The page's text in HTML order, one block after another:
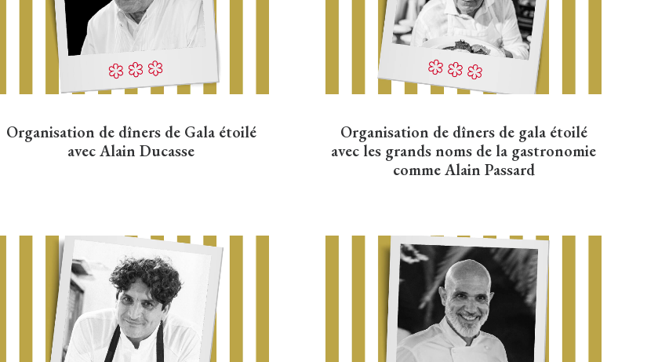
Organisation de dîners de Gala étoilé
avec Alain Ducasse
Organisation de dîners de gala étoilé
avec les grands noms de la gastronomie
comme Alain Passard